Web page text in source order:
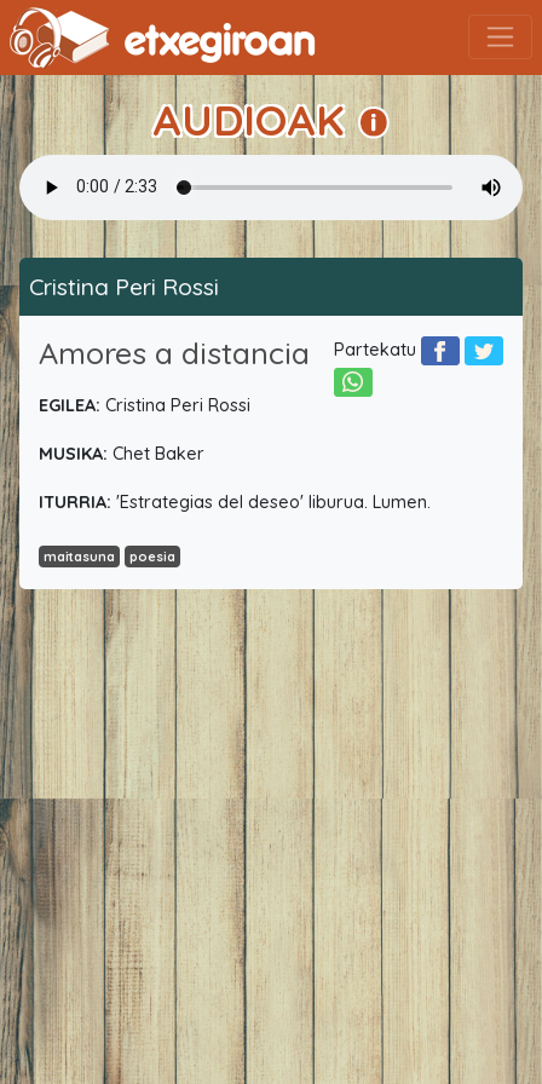
AUDIOAK
Cristina Peri Rossi
Partekatu
Amores a distancia
EGILEA: Cristina Peri Rossi
MUSIKA: Chet Baker
ITURRIA: 'Estrategias del deseo' liburua. Lumen.
maitasuna poesia